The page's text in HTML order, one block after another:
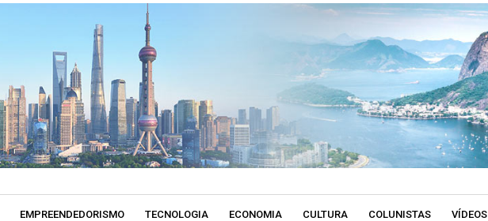
EMPREENDEDORISMO TECNOLOGIA ECONOMIA CULTURA COLUNISTAS VÍDEOS